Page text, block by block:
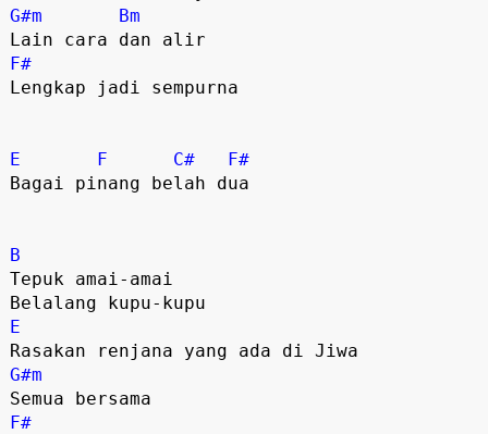
G#m
Bm
F#
Lengkap jadi sempurna
E F C#
F#
Bagai pinang belah dua
B
Tepuk amai-amai
E
G#m
F#